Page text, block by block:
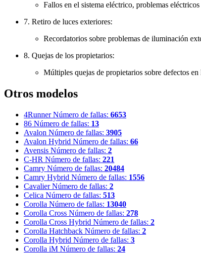
Fallos en el sistema eléctrico, problemas
7. Retiro de luces exteriores:
Recordatorios sobre problemas de iluminación
8. Quejas de los propietarios:
Múltiples quejas de propietarios sobre defectos
Otros modelos
4Runner Número de fallas: 6653
86 Número de fallas: 13
Avalon Número de fallas: 3905
Avalon Hybrid Número de fallas: 66
Avensis Número de fallas: 2
C-HR Número de fallas: 221
Camry Número de fallas: 20484
Camry Hybrid Número de fallas: 1556
Cavalier Número de fallas: 2
Celica Número de fallas: 513
Corolla Número de fallas: 13040
Corolla Cross Número de fallas: 278
Corolla Cross Hybrid Número de fallas: 2
Corolla Hatchback Número de fallas: 2
Corolla Hybrid Número de fallas: 3
Corolla iM Número de fallas: 24